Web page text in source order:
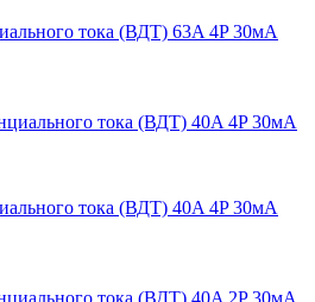
тока (ВДТ) 63A 4P 30мА
тока (ВДТ) 40A 4P 30мА